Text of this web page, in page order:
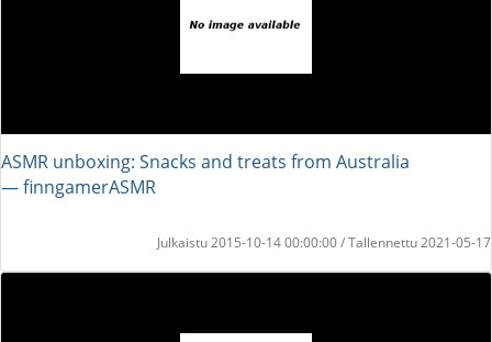
ASMR unboxing: Snacks and treats from Australia
― finngamerASMR
Julkaistu 2015-10-14 00:00:00 / Tallennettu 2021-05-17